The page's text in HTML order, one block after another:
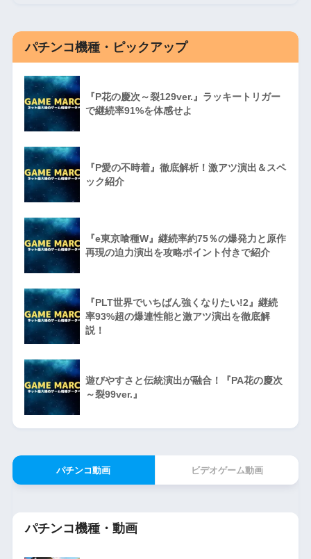
パチンコ機種・ピックアップ
『P花の慶次～裂129ver.』ラッキートリガー
で継続率91%を体感せよ
『P愛の不時着』徹底解析！激アツ演出＆スペ
ック紹介
『e東京喰種W』継続率約75％の爆発力と原作
再現の迫力演出を攻略ポイント付きで紹介
『PLT世界でいちばん強くなりたい!2』継続
率93%超の爆連性能と激アツ演出を徹底解
説！
遊びやすさと伝統演出が融合！『PA花の慶次
～裂99ver.』
パチンコ動画 ビデオゲーム動画
パチンコ機種・動画